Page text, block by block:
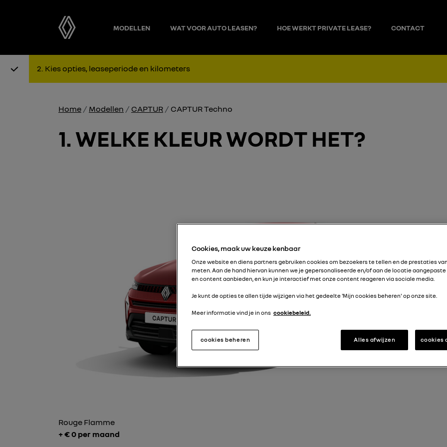
MODELLEN WAT VOOR AUTO LEASEN? HOE WERKT PRIVATE LEASE? CONTACT
Stap 1: Kies uitvoering
2 Kies opties, leaseperiode en kilometersStap 2: Kies opties, leaseperiode en kilometers
Home Modellen CAPTUR CAPTUR Techno
1 WELKE KLEUR WORDT HET?
Rouge Flamme
+ €0 per maand
Cookies, maak uw keuze kenbaar
Onze website en diens partners gebruiken cookies om bezoekers te tellen en de prestaties
meten. Aan de hand hiervan kunnen we je gepersonaliseerde en/of aan de locatie
en content aanbieden, en kun je interactief met onze content reageren via sociale media.
Je kunt de opties te allen tijde wijzigen via het gedeelte 'Mijn cookies beheren' op onze site.
Meer informatie vind je in ons cookiebeleid.
Alles afwijzen cookies
cookies beheren